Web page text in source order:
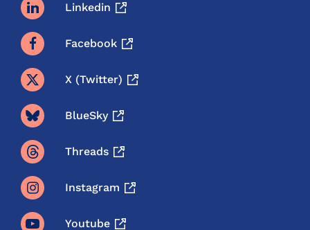
Linkedin
Facebook
X (twitter)
BlueSky
Threads
Instagram
Youtube